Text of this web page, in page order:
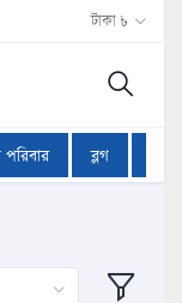
টাকা ৳
পরিবার ব্লগ